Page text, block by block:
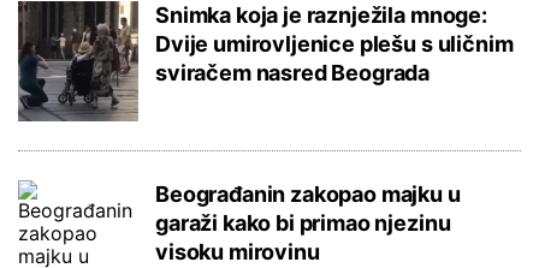
Snimka koja je raznježila mnoge:
Dvije umirovljenice plešu s uličnim
sviračem nasred Beograda
Beograđanin zakopao majku u
garaži kako bi primao njezinu
visoku mirovinu